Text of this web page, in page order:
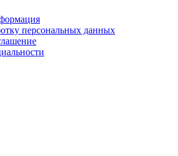
персональных данных